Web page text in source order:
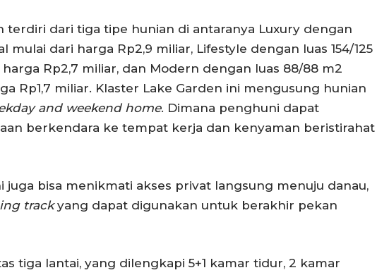
terdiri dari tiga tipe hunian di antaranya Luxury dengan
mulai dari harga Rp2,9 miliar, Lifestyle dengan luas 154/125
Rp2,7 miliar, dan Modern dengan luas 88/88 m2
Rp1,7 miliar. Klaster Lake Garden ini mengusung hunian
and weekend home. Dimana penghuni dapat
berkendara ke tempat kerja dan kenyaman beristirahat
juga bisa menikmati akses privat langsung menuju danau,
trackyang dapat digunakan untuk berakhir pekan
tiga lantai, yang dilengkapi 5+1 kamar tidur, 2 kamar